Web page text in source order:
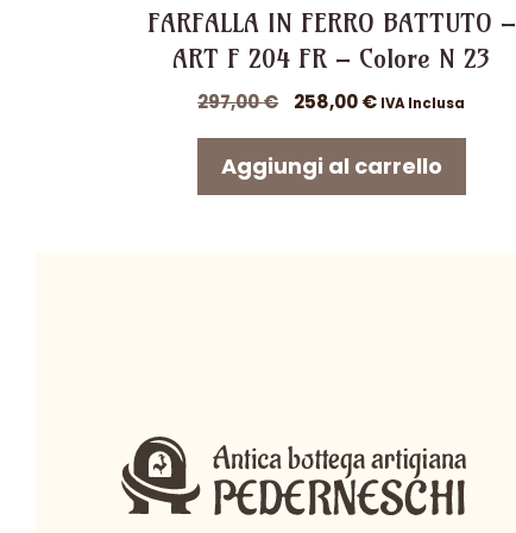
FARFALLA IN FERRO BATTUTO –
ART F 204 FR – Colore N 23
297,00€
Il
originale
era:
258,00€Il
attuale
IVA Inclusa
Aggiungi al carrello